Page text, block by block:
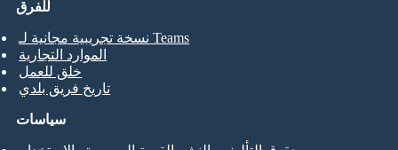
للفرق
نسخة تجريبية مجانية لـ Teams
الموارد التجارية
خلق للعمل
تاريخ فريق بلدي
سياسات